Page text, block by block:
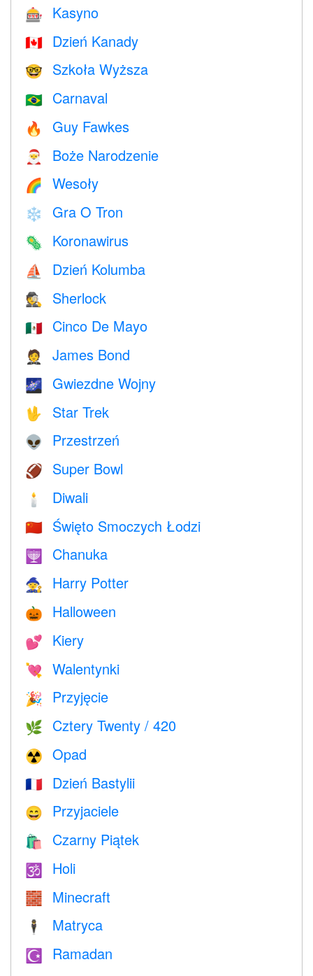
🎰 Kasyno
🇨🇦 Dzień Kanady
🤓 Szkoła Wyższa
🇧🇷 Carnaval
🔥 Guy Fawkes
🎅 Boże Narodzenie
🌈 Wesoły
❄️ Gra O Tron
🦠 Koronawirus
⛵️ Dzień Kolumba
🕵️ Sherlock
🇲🇽 Cinco De Mayo
🤵 James Bond
🌌 Gwiezdne Wojny
🖖 Star Trek
👽 Przestrzeń
🏈 Super Bowl
🕯 Diwali
🇨🇳 Święto Smoczych Łodzi
🕎 Chanuka
🧙 Harry Potter
🎃 Halloween
💕 Kiery
💘 Walentynki
🎉 Przyjęcie
🌿 Cztery Twenty / 420
☢️ Opad
🇫🇷 Dzień Bastylii
😄 Przyjaciele
🛍 Czarny Piątek
🕉 Holi
🧱 Minecraft
🕴️ Matryca
☪️ Ramadan